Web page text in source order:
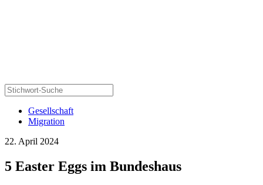
Gesellschaft
Migration
22. April 2024
5 Easter Eggs im Bundeshaus